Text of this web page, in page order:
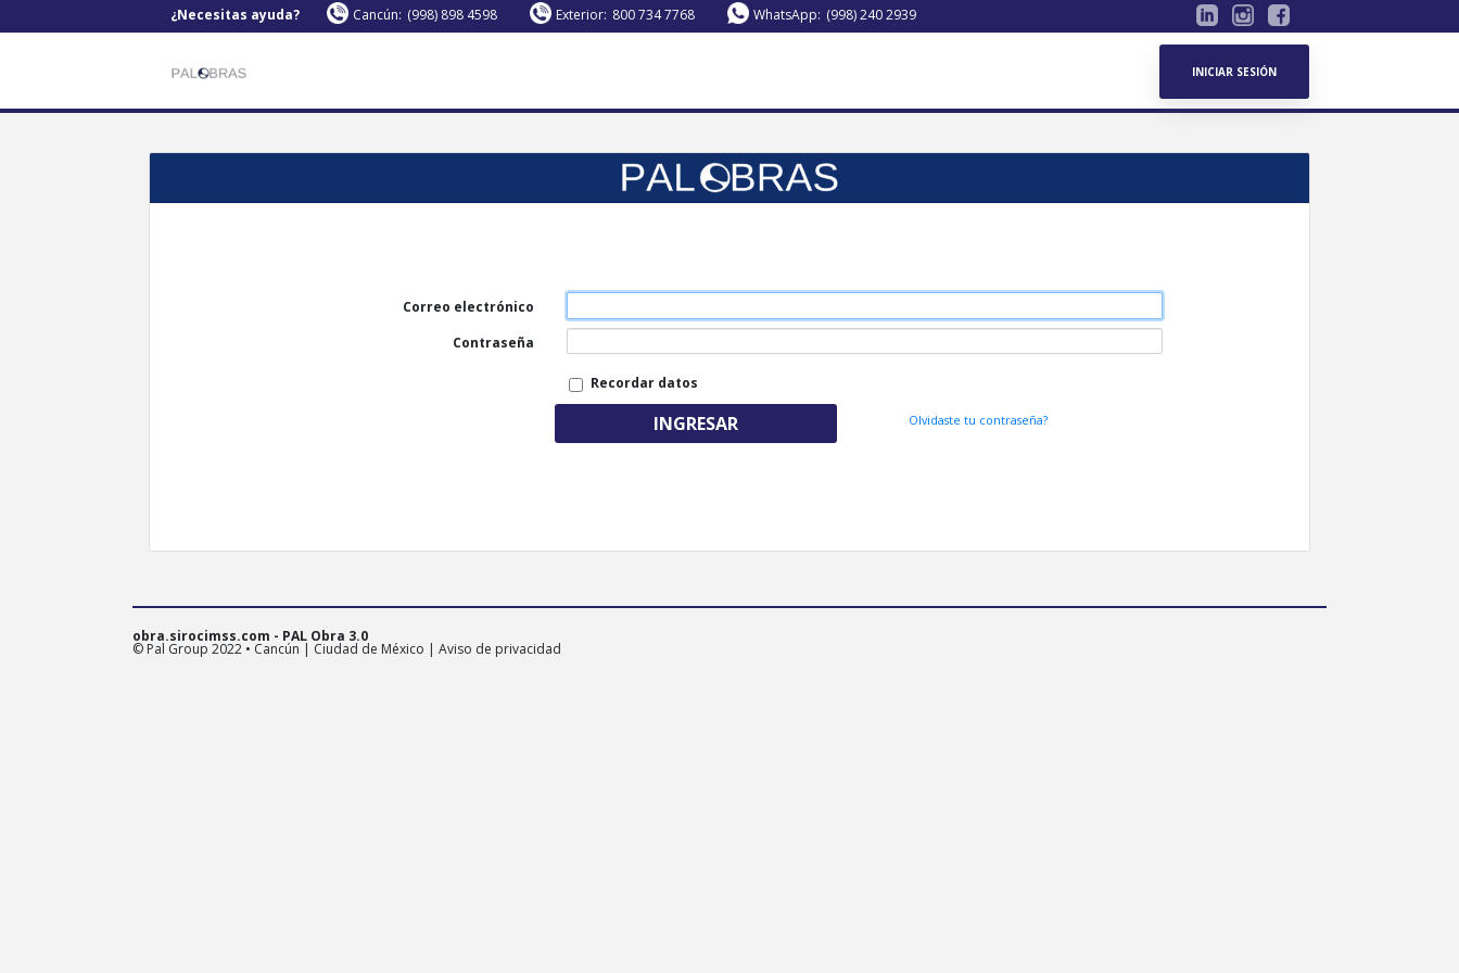
¿Necesitas ayuda? Cancún: (998) 898 4598 Exterior: 800 734 7768 WhatsApp: (998) 240 2939
INICIAR SESIÓN
Correo electrónico
Contraseña
Recordar datos
INGRESAR Olvidaste tu contraseña?
obra.sirocimss.com - PAL Obra 3.0
© Pal Group 2022 • Cancún | Ciudad de México | Aviso de privacidad